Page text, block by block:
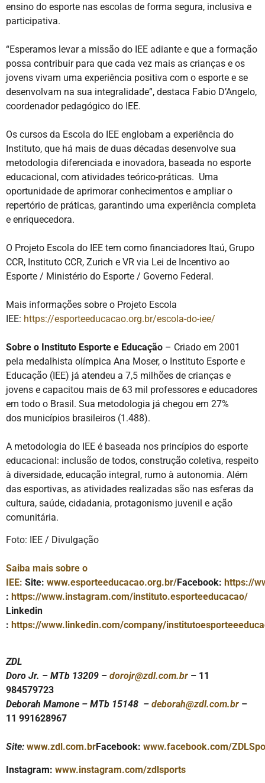
ensino do esporte nas escolas de forma segura, inclusiva e
participativa.
“Esperamos levar a missão do IEE adiante e que a formação
possa contribuir para que cada vez mais as crianças e os
jovens vivam uma experiência positiva com o esporte e se
desenvolvam na sua integralidade”, destaca Fabio D’Angelo,
coordenador pedagógico do IEE.
Os cursos da Escola do IEE englobam a experiência do
Instituto, que há mais de duas décadas desenvolve sua
metodologia diferenciada e inovadora, baseada no esporte
educacional, com atividades teórico-práticas. Uma
oportunidade de aprimorar conhecimentos e ampliar o
repertório de práticas, garantindo uma experiência completa
e enriquecedora.
O Projeto Escola do IEE tem como financiadores Itaú, Grupo
CCR, Instituto CCR, Zurich e VR via Lei de Incentivo ao
Esporte / Ministério do Esporte / Governo Federal.
Mais informações sobre o Projeto Escola
IEE: https://esporteeducacao.org.br/escola-do-iee/
Sobre o Instituto Esporte e Educação – Criado em 2001
pela medalhista olímpica Ana Moser, o Instituto Esporte e
Educação (IEE) já atendeu a 7,5 milhões de crianças e
jovens e capacitou mais de 63 mil professores e educadores
em todo o Brasil. Sua metodologia já chegou em 27%
dos municípios brasileiros (1.488).
A metodologia do IEE é baseada nos princípios do esporte
educacional: inclusão de todos, construção coletiva, respeito
à diversidade, educação integral, rumo à autonomia. Além
das esportivas, as atividades realizadas são nas esferas da
cultura, saúde, cidadania, protagonismo juvenil e ação
comunitária.
Foto: IEE / Divulgação
Saiba mais sobre o
IEE: Site: www.esporteeducacao.org.br/Facebook: https://
: https://www.instagram.com/instituto.esporteeducacao/
Linkedin
: https://www.linkedin.com/company/
ZDL
Doro Jr. – MTb 13209 – dorojr@zdl.com.br – 11
984579723
Deborah Mamone – MTb 15148 – deborah@zdl.com.br –
11 991628967
Site: www.zdl.com.brFacebook: www.facebook.com/
Instagram: www.instagram.com/zdlsports